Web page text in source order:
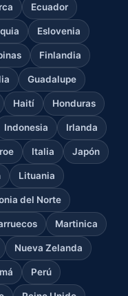
Ecuador
Eslovenia
Finlandia
Guadalupe
Haití Honduras
Indonesia Irlanda
Italia Japón
Lituania
del Norte
Martinica
Nueva Zelanda
Perú